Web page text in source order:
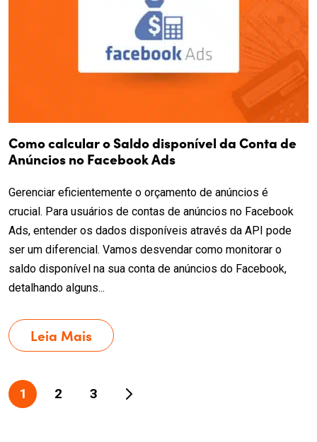
Como calcular o Saldo disponível da Conta de
Anúncios no Facebook Ads
Gerenciar eficientemente o orçamento de anúncios é
crucial. Para usuários de contas de anúncios no Facebook
Ads, entender os dados disponíveis através da API pode
ser um diferencial. Vamos desvendar como monitorar o
saldo disponível na sua conta de anúncios do Facebook,
detalhando alguns...
Leia Mais
Paginação
de
1 2 3